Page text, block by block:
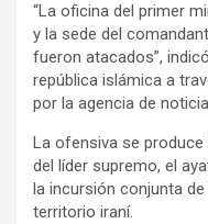
“La oficina del primer
y la sede del
fueron atacados”,
república islámica a
por la agencia de
La ofensiva se
del líder supremo, el
la incursión conjunta
territorio iraní.